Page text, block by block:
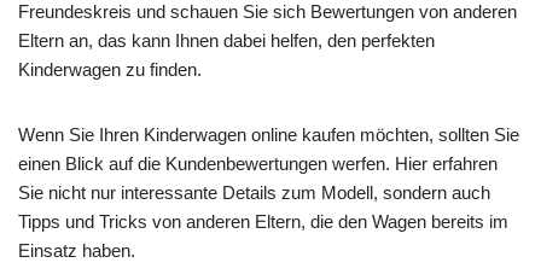
Freundeskreis und schauen Sie sich Bewertungen von anderen
Eltern an, das kann Ihnen dabei helfen, den perfekten
Kinderwagen zu finden.
Wenn Sie Ihren Kinderwagen online kaufen möchten, sollten Sie
einen Blick auf die Kundenbewertungen werfen. Hier erfahren
Sie nicht nur interessante Details zum Modell, sondern auch
Tipps und Tricks von anderen Eltern, die den Wagen bereits im
Einsatz haben.